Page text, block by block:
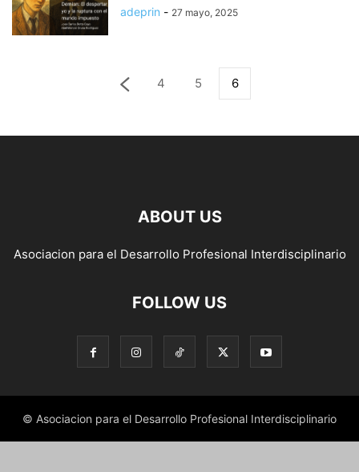
adeprin - 27 mayo, 2025
4 5 6
ABOUT US
Asociacion para el Desarrollo Profesional Interdisciplinario
FOLLOW US
© Asociacion para el Desarrollo Profesional Interdisciplinario